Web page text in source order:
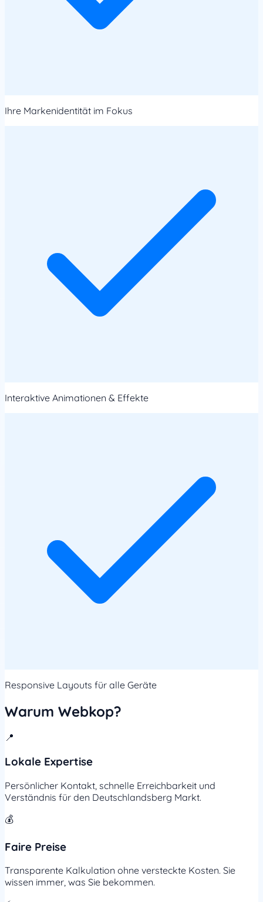
Ihre Markenidentität im Fokus
Interaktive Animationen & Effekte
Responsive Layouts für alle Geräte
Warum Webkop?
📍
Lokale Expertise
Persönlicher Kontakt, schnelle Erreichbarkeit und
Verständnis für den Deutschlandsberg Markt.
💰
Faire Preise
Transparente Kalkulation ohne versteckte Kosten. Sie
wissen immer, was Sie bekommen.